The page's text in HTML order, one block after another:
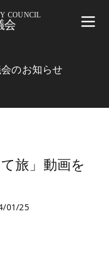
COUNCIL
会
のお知らせ
旅」動画を
01/25